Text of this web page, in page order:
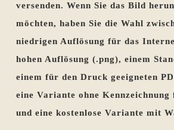
versenden. Wenn Sie das Bild
möchten, haben Sie die Wahl
niedrigen Auflösung für das
hohen Auflösung (.png), einem
einem für den Druck geeigneten
eine Variante ohne
und eine kostenlose Variante mit